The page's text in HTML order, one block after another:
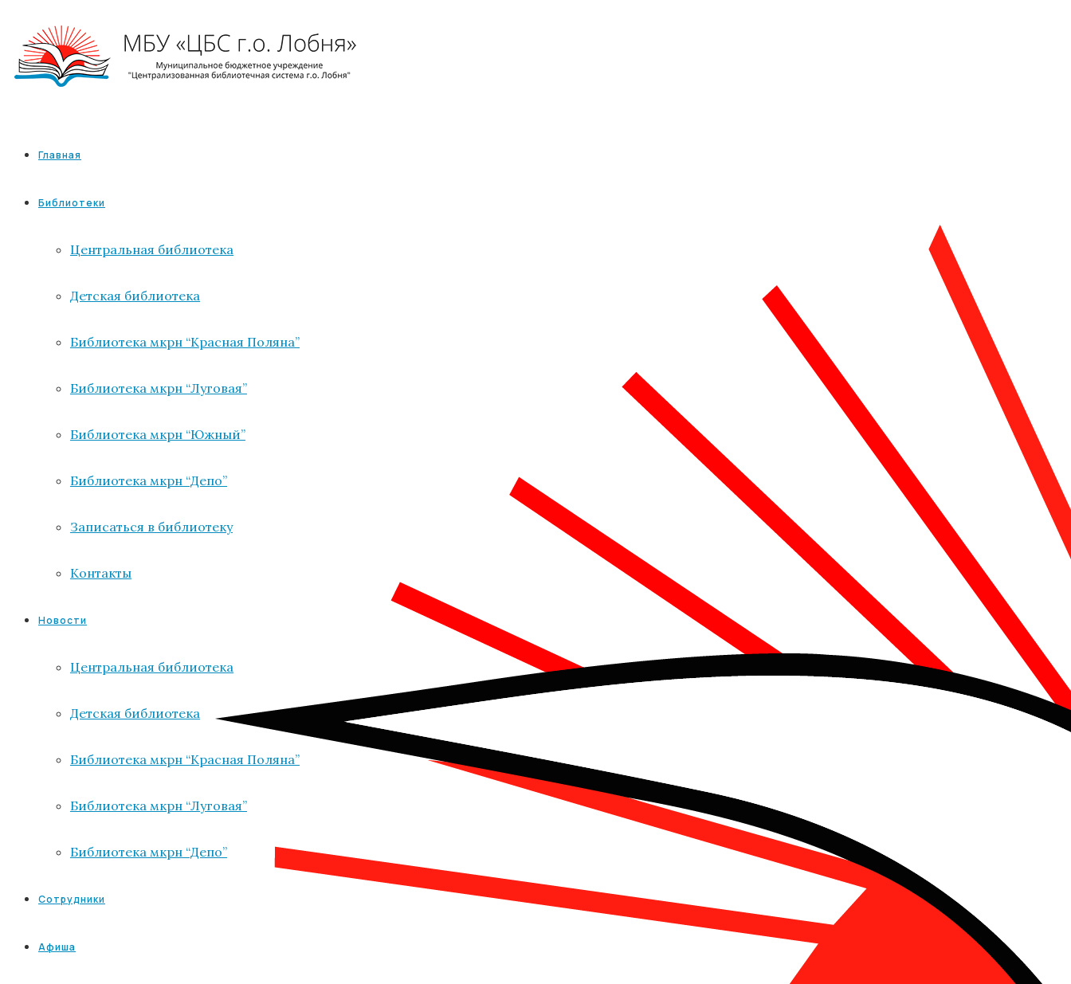
Главная
Библиотеки
Центральная библиотека
Детская библиотека
Библиотека мкрн “Красная Поляна”
Библиотека мкрн “Луговая”
Библиотека мкрн “Южный”
Библиотека мкрн “Депо”
Записаться в библиотеку
Контакты
Новости
Центральная библиотека
Детская библиотека
Библиотека мкрн “Красная Поляна”
Библиотека мкрн “Луговая”
Библиотека мкрн “Депо”
Сотрудники
Афиша